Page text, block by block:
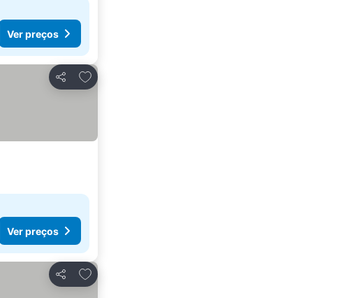
Ver preços
Partilhar
Adicionar aos favoritos
Ver preços
Partilhar
Adicionar aos favoritos